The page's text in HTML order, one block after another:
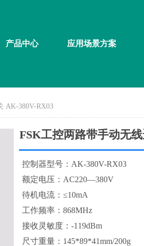
产品中心 应用场景方案
AK-380V-RX03
FSK工控两路带手动无
控制器型号：AK-380V-RX03
额定电压：AC220—380V
待机电流：≤10mA
工作频率：868MHz
接收灵敏度：-119dBm
尺寸重量：145*89*41mm/200g